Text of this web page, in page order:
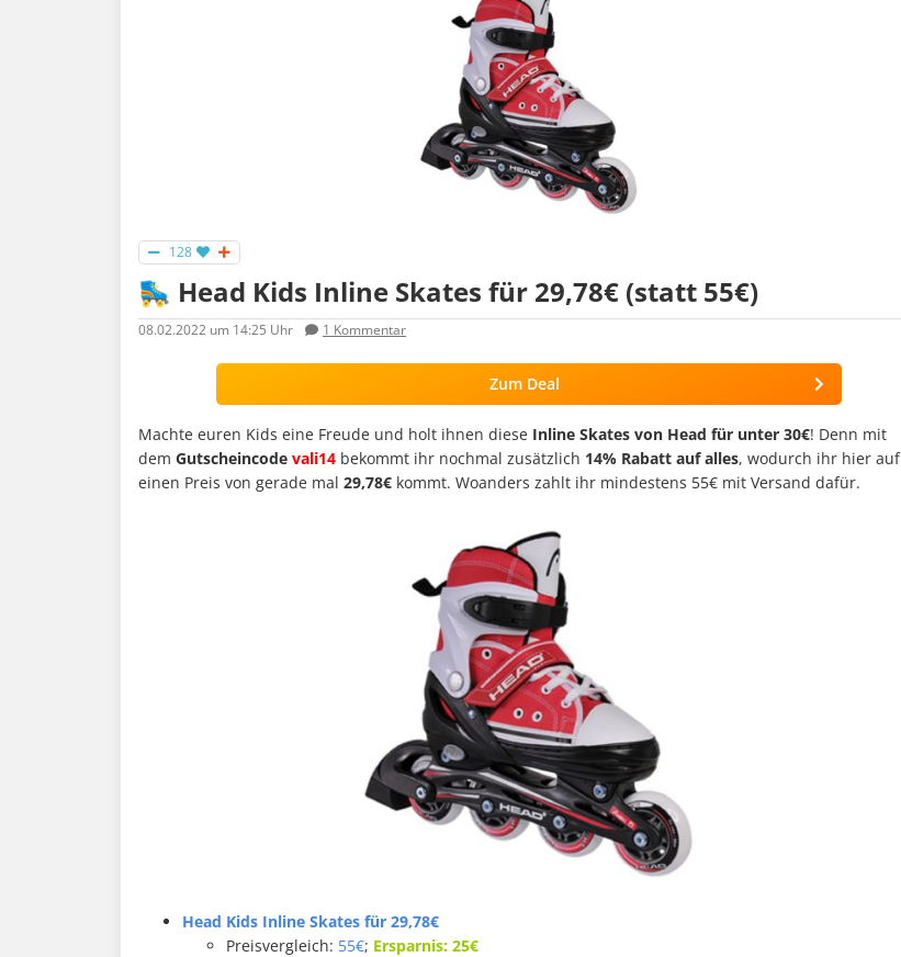
128
🛼 Head Kids Inline Skates für 29,78€ (statt 55€)
08.02.2022 um 14:25 Uhr 1 Kommentar
Zum Deal
Machte euren Kids eine Freude und holt ihnen diese Inline Skates von Head für unter 30€! Denn mit
dem Gutscheincode vali14 bekommt ihr nochmal zusätzlich 14% Rabatt auf alles, wodurch ihr hier auf
einen Preis von gerade mal 29,78€ kommt. Woanders zahlt ihr mindestens 55€ mit Versand dafür.
Head Kids Inline Skates für 29,78€
Preisvergleich: 55€; Ersparnis: 25€